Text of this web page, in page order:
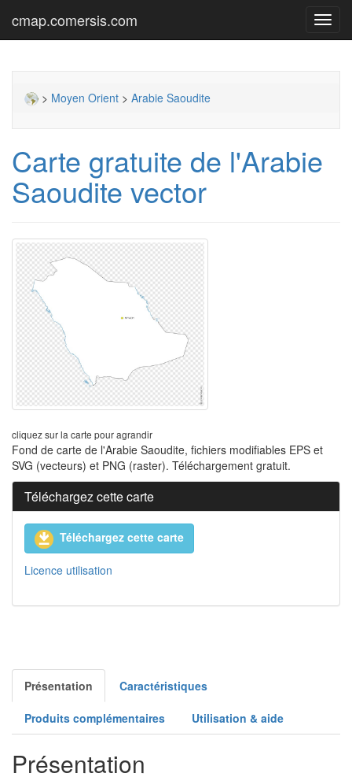
cmap.comersis.com
> Moyen Orient > Arabie Saoudite
Carte gratuite de l'Arabie
Saoudite vector
cliquez sur la carte pour agrandir
Fond de carte de l'Arabie Saoudite, fichiers modifiables EPS et
SVG (vecteurs) et PNG (raster). Téléchargement gratuit.
Téléchargez cette carte
Téléchargez cette carte
Licence utilisation
Présentation Caractéristiques
Produits complémentaires Utilisation & aide
Présentation